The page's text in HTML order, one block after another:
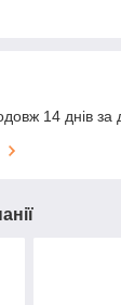
14 днів за